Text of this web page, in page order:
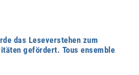
das Leseverstehen zum
gefördert. Tous ensemble